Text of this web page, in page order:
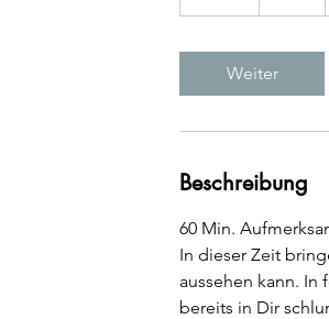
d
Weiter
Beschreibung
60 Min.
In dieser Zeit
aussehen kann.
bereits in Dir